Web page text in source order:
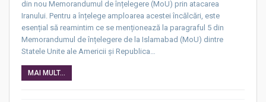
din nou Memorandumul de înțelegere (MoU) prin atacarea
Iranului. Pentru a înțelege amploarea acestei încălcări, este
esențial să reamintim ce se menționează la paragraful 5 din
Memorandumul de înțelegere de la Islamabad (MoU) dintre
Statele Unite ale Americii și Republica…
MAI MULT...